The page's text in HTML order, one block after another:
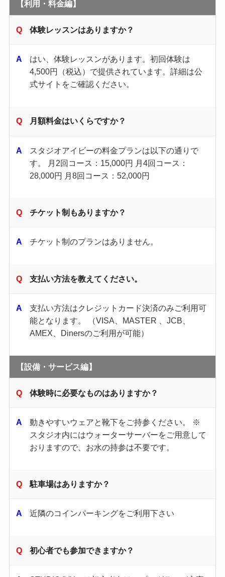
【利用・料金編】
体験レッスンはありますか？
はい、体験レッスンがあります。​初回体験は
4,500円（税込）で提供されています。​詳細は公
式サイトをご確認ください。​
月額料金はいくらですか？
スタジオアイビーの料金プランは以下の通りで
す。 月2回コース：15,000円 月4回コース：
28,000円 月8回コース：52,000円
チケット制もありますか？
チケット制のプランはありません。
支払い方法を教えてください。
支払い方法はクレジットカード決済のみご利用可
能となります。 （VISA、MASTER 、JCB、
AMEX、Dinersのご利用が可能）
【設備・サービス編】
体験時に必要なものはありますか？
動きやすいウェアと靴下をご持参ください。 ※
スタジオ内にはウォーターサーバーをご用意して
おりますので、お水の持参は不要です。
駐車場はありますか？
近隣のコインパーキングをご利用下さい
初心者でも参加できますか？